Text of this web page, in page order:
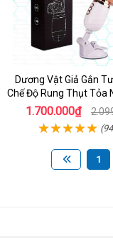
Dương Vật Giả Gắn
Chế Độ Rung Thụt Tỏa
Cấp
1.700.000₫
1